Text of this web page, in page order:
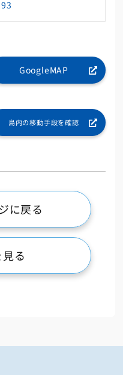
GoogleMAP
島内の移動手段を確認
に戻る
る